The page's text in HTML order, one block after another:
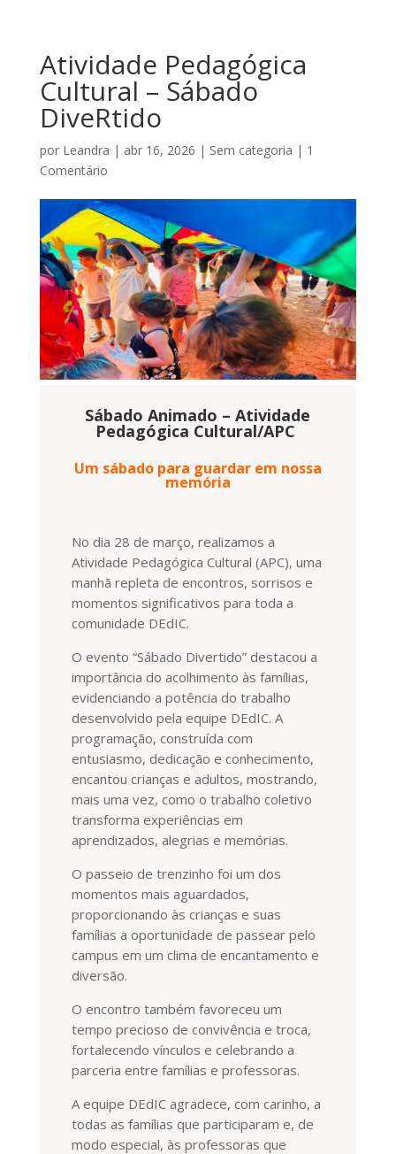
Atividade Pedagógica
Cultural – Sábado
DiveRtido
por Leandra | abr 16, 2026 | Sem categoria | 1
Comentário
Sábado Animado – Atividade
Pedagógica Cultural/APC
Um sábado para guardar em nossa
memória
No dia 28 de março, realizamos a
Atividade Pedagógica Cultural (APC), uma
manhã repleta de encontros, sorrisos e
momentos significativos para toda a
comunidade DEdIC.
O evento “Sábado Divertido” destacou a
importância do acolhimento às famílias,
evidenciando a potência do trabalho
desenvolvido pela equipe DEdIC. A
programação, construída com
entusiasmo, dedicação e conhecimento,
encantou crianças e adultos, mostrando,
mais uma vez, como o trabalho coletivo
transforma experiências em
aprendizados, alegrias e memórias.
O passeio de trenzinho foi um dos
momentos mais aguardados,
proporcionando às crianças e suas
famílias a oportunidade de passear pelo
campus em um clima de encantamento e
diversão.
O encontro também favoreceu um
tempo precioso de convivência e troca,
fortalecendo vínculos e celebrando a
parceria entre famílias e professoras.
A equipe DEdIC agradece, com carinho, a
todas as famílias que participaram e, de
modo especial, às professoras que